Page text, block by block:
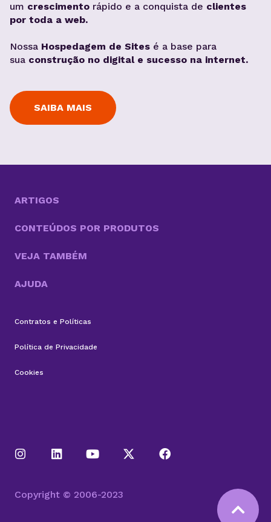
um crescimento rápido e a conquista de clientes
por toda a web.
Nossa Hospedagem de Sites é a base para
sua construção no digital e sucesso na internet.
SAIBA MAIS
ARTIGOS
CONTEÚDOS POR PRODUTOS
VEJA TAMBÉM
AJUDA
Contratos e Políticas
Política de Privacidade
Cookies
Copyright © 2006-2023